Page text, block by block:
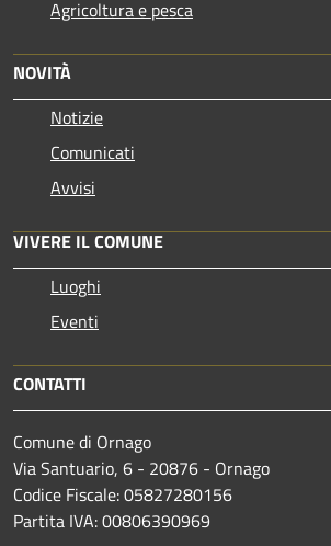
Agricoltura e pesca
NOVITÀ
Notizie
Comunicati
Avvisi
VIVERE IL COMUNE
Luoghi
Eventi
CONTATTI
Comune di Ornago
Via Santuario, 6 - 20876 - Ornago
Codice Fiscale: 05827280156
Partita IVA: 00806390969